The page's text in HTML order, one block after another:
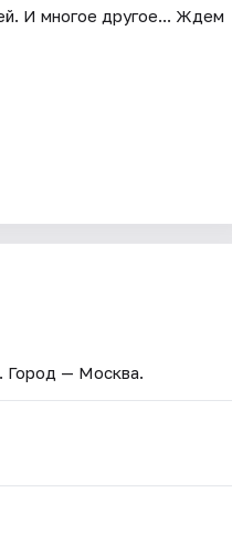
И многое другое... Ждем
. Город — Москва.